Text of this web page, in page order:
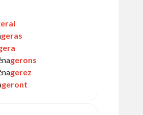
geras
gerons
gerez
geront